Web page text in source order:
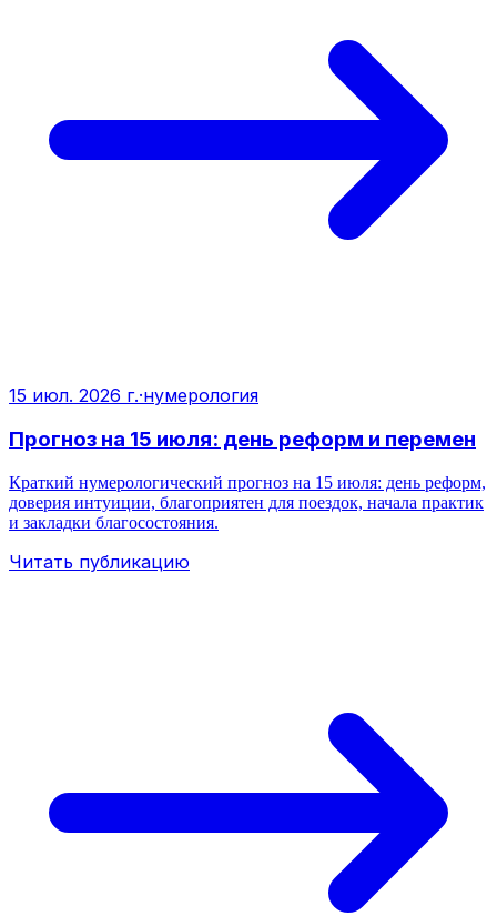
15 июл. 2026 г.·нумерология
Прогноз на 15 июля: день реформ и перемен
Краткий нумерологический прогноз на 15 июля: день реформ,
доверия интуиции, благоприятен для поездок, начала практик
и закладки благосостояния.
Читать публикацию